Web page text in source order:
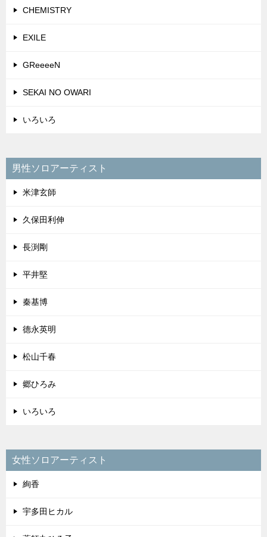
CHEMISTRY
EXILE
GReeeeN
SEKAI NO OWARI
いろいろ
男性ソロアーティスト
米津玄師
久保田利伸
長渕剛
平井堅
秦基博
德永英明
松山千春
郷ひろみ
いろいろ
女性ソロアーティスト
絢香
宇多田ヒカル